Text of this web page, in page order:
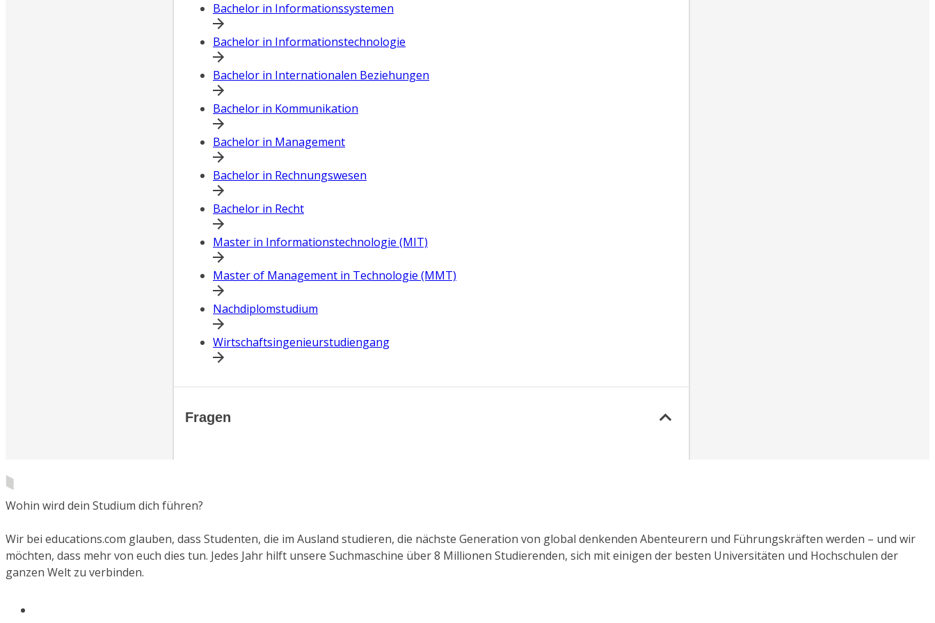
Bachelor in Informationssystemen
Bachelor in Informationstechnologie
Bachelor in Internationalen Beziehungen
Bachelor in Kommunikation
Bachelor in Management
Bachelor in Rechnungswesen
Bachelor in Recht
Master in Informationstechnologie (MIT)
Master of Management in Technologie (MMT)
Nachdiplomstudium
Wirtschaftsingenieurstudiengang
Fragen
Wohin wird dein Studium dich führen?
Wir bei educations.com glauben, dass Studenten, die im Ausland studieren, die nächste Generation von global denkenden Abenteurern und Führungskräften werden – und wir
möchten, dass mehr von euch dies tun. Jedes Jahr hilft unsere Suchmaschine über 8 Millionen Studierenden, sich mit einigen der besten Universitäten und Hochschulen der
ganzen Welt zu verbinden.